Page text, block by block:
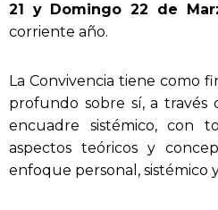
21 y Domingo 22 de
corriente año.
La Convivencia tiene como
profundo sobre sí, a través
encuadre sistémico, con
aspectos teóricos y
enfoque personal, sistémico